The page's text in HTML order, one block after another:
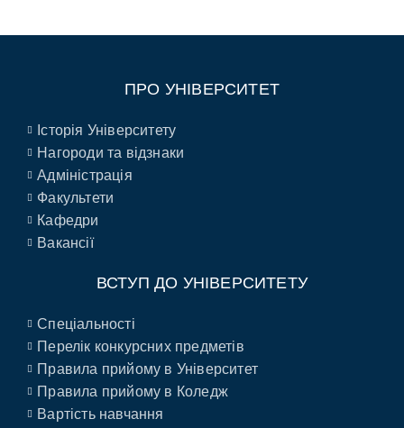
ПРО УНІВЕРСИТЕТ
Історія Університету
Нагороди та відзнаки
Адміністрація
Факультети
Кафедри
Вакансії
ВСТУП ДО УНІВЕРСИТЕТУ
Спеціальності
Перелік конкурсних предметів
Правила прийому в Університет
Правила прийому в Коледж
Вартість навчання